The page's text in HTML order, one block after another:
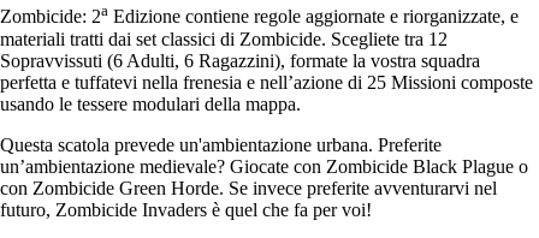
Zombicide: 2a Edizione contiene regole aggiornate e riorganizzate, e
materiali tratti dai set classici di Zombicide. Scegliete tra 12
Sopravvissuti (6 Adulti, 6 Ragazzini), formate la vostra squadra
perfetta e tuffatevi nella frenesia e nell’azione di 25 Missioni composte
usando le tessere modulari della mappa.
Questa scatola prevede un'ambientazione urbana. Preferite
un’ambientazione medievale? Giocate con Zombicide Black Plague o
con Zombicide Green Horde. Se invece preferite avventurarvi nel
futuro, Zombicide Invaders è quel che fa per voi!